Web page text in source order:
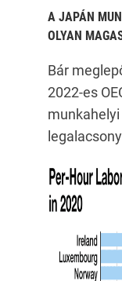
A JAPÁN
OLYAN
Bár
2022-es